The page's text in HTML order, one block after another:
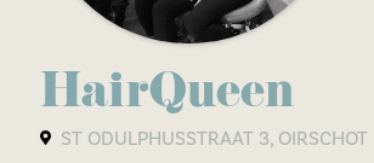
HairQueen
ST ODULPHUSSTRAAT 3, OIRSCHOT